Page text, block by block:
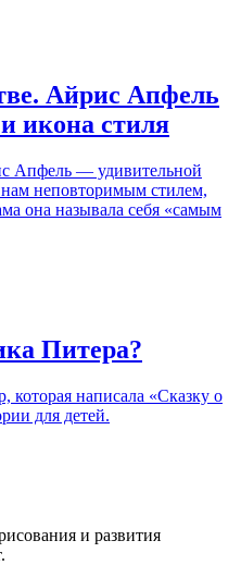
Айрис Апфель
икона стиля
Апфель — удивительной
неповторимым стилем,
она называла себя «самым
Питера?
которая написала «Сказку о
для детей.
и развития